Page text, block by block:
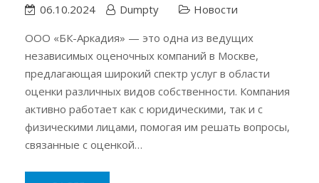
06.10.2024 Dumpty
Новости
ООО «БК-Аркадия» — это одна из ведущих
независимых оценочных компаний в Москве,
предлагающая широкий спектр услуг в области
оценки различных видов собственности. Компания
активно работает как с юридическими, так и с
физическими лицами, помогая им решать вопросы,
связанные с оценкой…